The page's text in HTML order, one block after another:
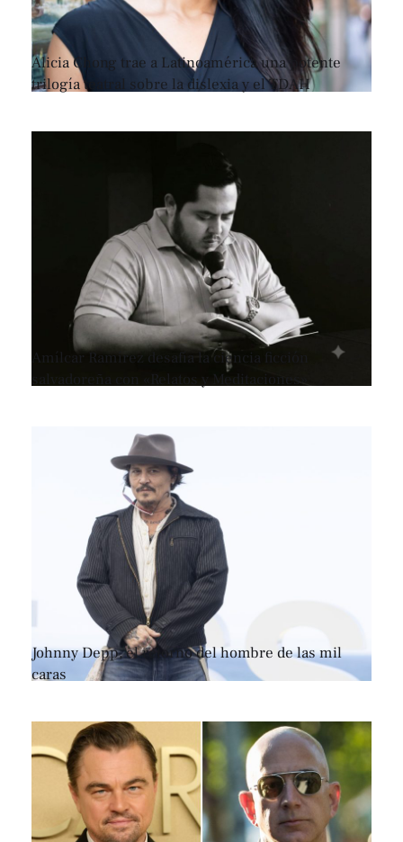
Alicia Chong trae a Latinoamérica una potente
trilogía teatral sobre la dislexia y el TDAH
Amílcar Ramírez desafía la ciencia ficción
salvadoreña con «Relatos y Meditaciones»
Johnny Depp, el retorno del hombre de las mil
caras